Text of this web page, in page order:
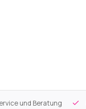
und Beratung